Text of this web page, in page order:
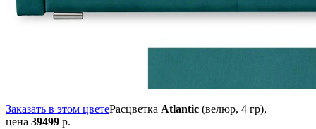
Заказать в этом цветеРасцветка Atlantic (велюр, 4 гр),
цена 39499 р.